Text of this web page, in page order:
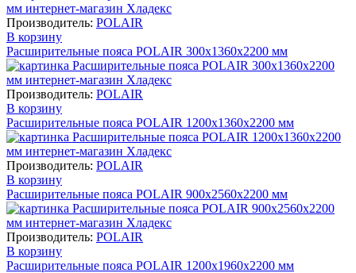
Производитель: POLAIR
В корзину
Расширительные пояса POLAIR 300х1360х2200 мм
Производитель: POLAIR
В корзину
Расширительные пояса POLAIR 1200х1360х2200 мм
Производитель: POLAIR
В корзину
Расширительные пояса POLAIR 900х2560х2200 мм
Производитель: POLAIR
В корзину
Расширительные пояса POLAIR 1200х1960х2200 мм